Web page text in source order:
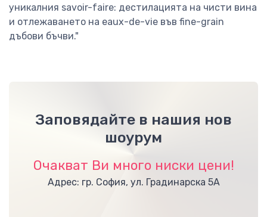
уникалния savoir-faire: дестилацията на чисти вина
и отлежаването на eaux-de-vie във fine-grain
дъбови бъчви."
Заповядайте в нашия нов
шоурум
Очакват Ви много ниски цени!
Адрес: гр. София, ул. Градинарска 5А